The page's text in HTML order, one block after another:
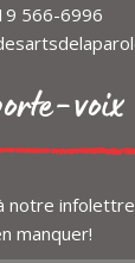
566-6996
voix
notre
manquer!